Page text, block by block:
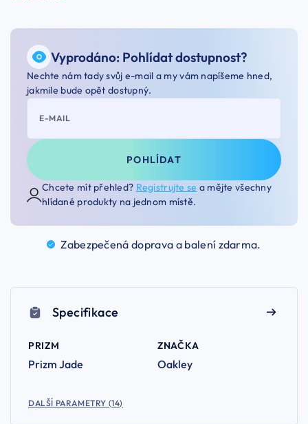
Vyprodáno: Pohlídat dostupnost?
Nechte nám tady svůj e-mail a my vám napíšeme hned,
jakmile bude opět dostupný.
E-MAIL
POHLÍDAT
Chcete mít přehled? Registrujte se a mějte všechny
hlídané produkty na jednom místě.
Zabezpečená doprava a balení zdarma.
Specifikace
PRIZM
Prizm Jade
ZNAČKA
Oakley
DALŠÍ PARAMETRY (14)